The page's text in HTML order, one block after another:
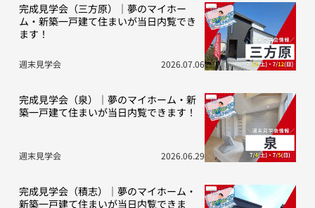
完成見学会（三方原）｜夢のマイホー
ム・新築一戸建て住まいが当日内覧でき
ます！
週末見学会 2026.07.06
完成見学会（泉）｜夢のマイホーム・新
築一戸建て住まいが当日内覧できます！
週末見学会 2026.06.29
完成見学会（積志）｜夢のマイホーム・
新築一戸建て住まいが当日内覧できま